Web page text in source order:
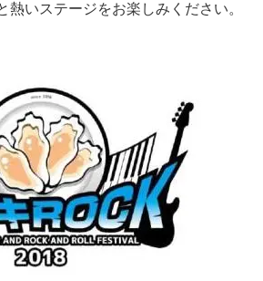
熱いステージをお楽しみください。